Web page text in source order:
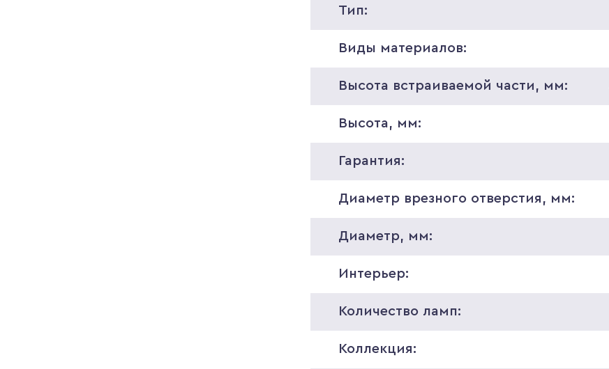
Тип:
Виды материалов:
Высота встраиваемой части, мм:
Высота, мм:
Гарантия:
Диаметр врезного отверстия, мм:
Диаметр, мм:
Интерьер:
Количество ламп:
Коллекция: